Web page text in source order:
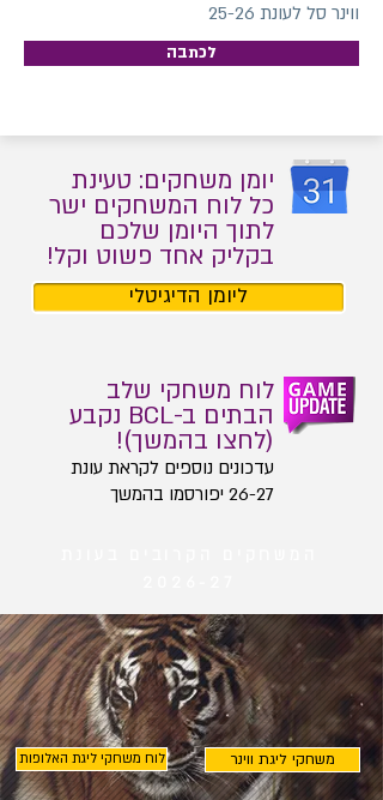
ווינר סל לעונת 25-26
לכתבה
יומן משחקים: טעינת
כל לוח המשחקים ישר
לתוך היומן שלכם
בקליק אחד פשוט וקל!
ליומן הדיגיטלי
לוח משחקי שלב
הבתים ב-BCL נקבע
(לחצו בהמשך)!
עדכונים נוספים לקראת עונת
26-27 יפורסמו בהמשך
לוח משחקי ליגת האלופות משחקי ליגת ווינר